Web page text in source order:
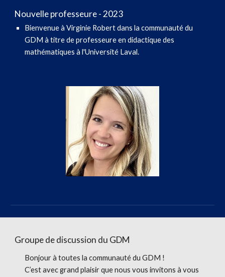
Nouvelle professeure - 2023
Bienvenue à Virginie Robert dans la communauté du
GDM à titre de professeure en didactique des
mathématiques à l'Université Laval.
Groupe de discussion du GDM
Bonjour à toutes la communauté du GDM !
C’est avec grand plaisir que nous vous invitons à vous